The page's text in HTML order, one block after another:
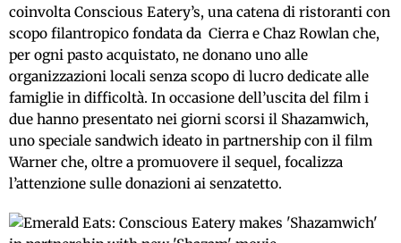
coinvolta Conscious Eatery’s, una catena di ristoranti con
scopo filantropico fondata da Cierra e Chaz Rowlan che,
per ogni pasto acquistato, ne donano uno alle
organizzazioni locali senza scopo di lucro dedicate alle
famiglie in difficoltà. In occasione dell’uscita del film i
due hanno presentato nei giorni scorsi il Shazamwich,
uno speciale sandwich ideato in partnership con il film
Warner che, oltre a promuovere il sequel, focalizza
l’attenzione sulle donazioni ai senzatetto.